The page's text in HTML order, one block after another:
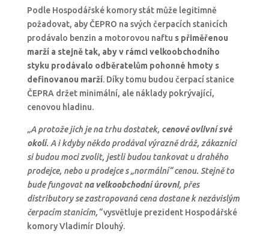
Podle Hospodářské komory stát může legitimně
požadovat, aby ČEPRO na svých čerpacích stanicích
prodávalo benzin a motorovou naftu s přiměřenou
marží a stejně tak, aby v rámci velkoobchodního
styku prodávalo odběratelům pohonné hmoty s
definovanou marží. Díky tomu budou čerpací stanice
ČEPRA držet minimální, ale náklady pokrývající,
cenovou hladinu.
„A protože jich je na trhu dostatek, cenově ovlivní své
okolí. A i kdyby někdo prodával výrazně dráž, zákazníci
si budou moci zvolit, jestli budou tankovat u drahého
prodejce, nebo u prodejce s „normální“ cenou. Stejně to
bude fungovatna velkoobchodní úrovni, přes
distributory se zastropovaná cena dostane k nezávislým
čerpacím stanicím,“vysvětluje prezident Hospodářské
komory Vladimír Dlouhý.